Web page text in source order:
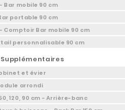
Bar mobile 90 cm
portable 90 cm
Comptoir Bar mobile 90 cm
personnalisable 90 cm
et évier
arrondi
120, 90 cm - Arrière-banc